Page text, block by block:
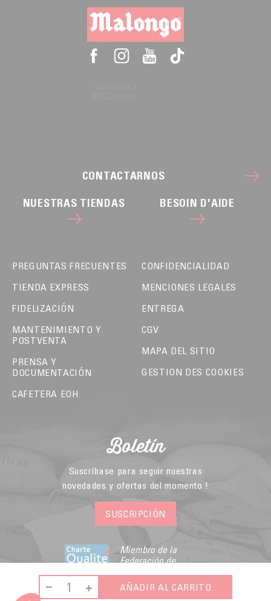
AÑADIR AL CARRITO
CONTACTARNOS
NUESTRAS TIENDAS BESOIN D'AIDE
PREGUNTAS FRECUENTES
TIENDA EXPRESS
FIDELIZACIÓN
MANTENIMIENTO Y
POSTVENTA
PRENSA Y
DOCUMENTACIÓN
CAFETERA EOH
CONFIDENCIALIDAD
MENCIONES LEGALES
ENTREGA
CGV
MAPA DEL SITIO
GESTION DES COOKIES
Boletín
Suscríbase para seguir nuestras
novedades y ofertas del momento !
SUSCRIPCIÓN
Miembro de la
Federación de
y Venta a Distancia